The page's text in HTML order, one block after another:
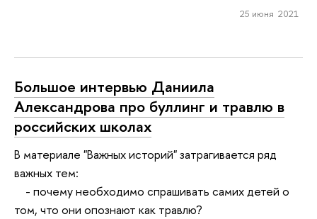
25 июня 2021
Большое интервью Даниила
Александрова про буллинг и травлю в
российских школах
В материале "Важных историй" затрагивается ряд
важных тем:
ᅠ- почему необходимо спрашивать самих детей о
том, что они опознают как травлю?